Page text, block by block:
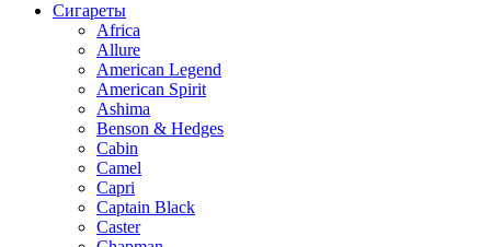
Сигареты
Africa
Allure
American Legend
American Spirit
Ashima
Benson & Hedges
Cabin
Camel
Capri
Captain Black
Caster